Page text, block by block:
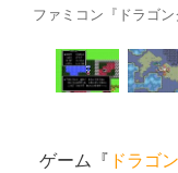
ファミコン『ドラゴ
ゲーム『 ドラゴ